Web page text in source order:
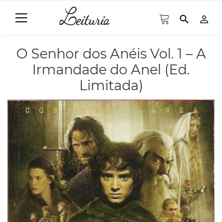
search person_outline
O Senhor dos Anéis Vol. 1 – A
Irmandade do Anel (Ed.
Limitada)